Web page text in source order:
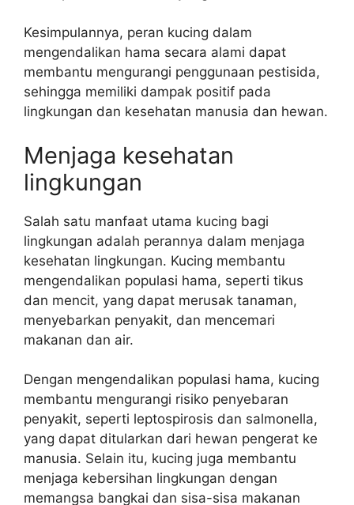
Kesimpulannya, peran kucing dalam
mengendalikan hama secara alami dapat
membantu mengurangi penggunaan pestisida,
sehingga memiliki dampak positif pada
lingkungan dan kesehatan manusia dan hewan.
Menjaga kesehatan
lingkungan
Salah satu manfaat utama kucing bagi
lingkungan adalah perannya dalam menjaga
kesehatan lingkungan. Kucing membantu
mengendalikan populasi hama, seperti tikus
dan mencit, yang dapat merusak tanaman,
menyebarkan penyakit, dan mencemari
makanan dan air.
Dengan mengendalikan populasi hama, kucing
membantu mengurangi risiko penyebaran
penyakit, seperti leptospirosis dan salmonella,
yang dapat ditularkan dari hewan pengerat ke
manusia. Selain itu, kucing juga membantu
menjaga kebersihan lingkungan dengan
memangsa bangkai dan sisa-sisa makanan